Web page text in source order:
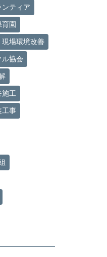
ンティア
園
現場環境改善
ル協会
施工
工事